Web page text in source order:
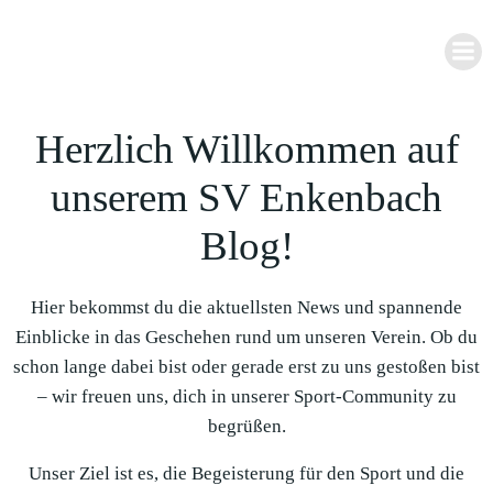
Herzlich Willkommen auf
unserem SV Enkenbach
Blog!
Hier bekommst du die aktuellsten News und spannende
Einblicke in das Geschehen rund um unseren Verein. Ob du
schon lange dabei bist oder gerade erst zu uns gestoßen bist
– wir freuen uns, dich in unserer Sport-Community zu
begrüßen.
Unser Ziel ist es, die Begeisterung für den Sport und die